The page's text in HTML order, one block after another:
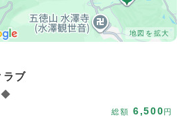
地図を拡大
ラブ
◆
総額 6,500円